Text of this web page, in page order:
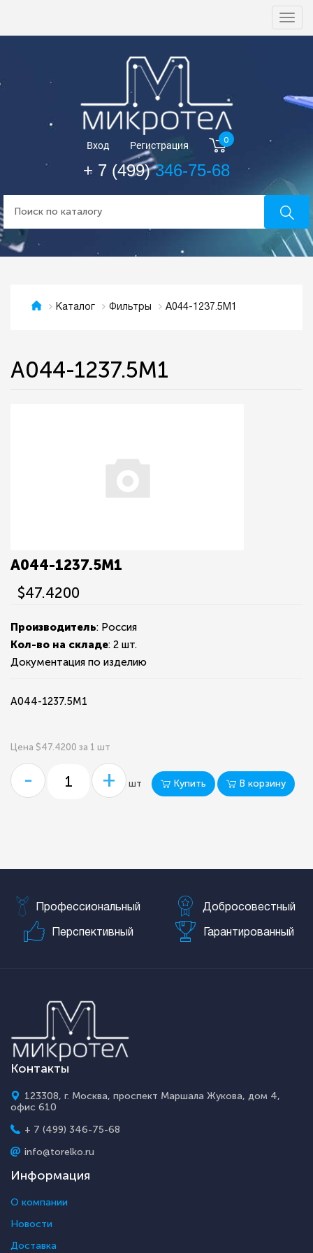
Вход Регистрация 0
+ 7 (499)346-75-68
Каталог Фильтры А044-1237.5М1
А044-1237.5М1
А044-1237.5М1
$47.4200
Производитель: Россия
Кол-во на складе: 2 шт.
Документация по изделию
А044-1237.5М1
Цена $47.4200 за 1 шт
- + шт Купить В корзину
Профессиональный Добросовестный
Перспективный Гарантированный
Контакты
123308, г. Москва, проспект Маршала Жукова, дом 4,
офис 610
+ 7 (499) 346-75-68
info@torelko.ru
Информация
О компании
Новости
Доставка